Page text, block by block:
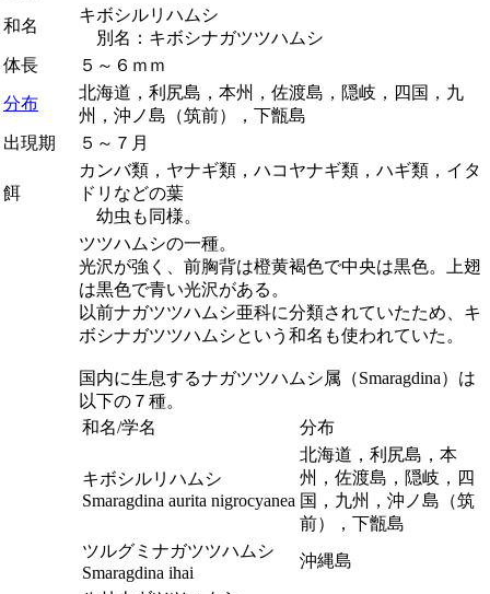
和名
キボシルリハムシ
別名：キボシナガツツハムシ
体長
５～６ｍｍ
分布
北海道，利尻島，本州，佐渡島，隠岐，四国，九
州，沖ノ島（筑前），下甑島
出現期
５～７月
餌
カンバ類，ヤナギ類，ハコヤナギ類，ハギ類，イタ
ドリなどの葉
幼虫も同様。
ツツハムシの一種。
光沢が強く、前胸背は橙黄褐色で中央は黒色。上翅
は黒色で青い光沢がある。
以前ナガツツハムシ亜科に分類されていたため、キ
ボシナガツツハムシという和名も使われていた。
国内に生息するナガツツハムシ属（Smaragdina）は
以下の７種。
和名/学名
分布
キボシルリハムシ
Smaragdina aurita nigrocyanea
北海道，利尻島，本
州，佐渡島，隠岐，四
国，九州，沖ノ島（筑
前），下甑島
ツルグミナガツツハムシ
Smaragdina ihai
沖縄島